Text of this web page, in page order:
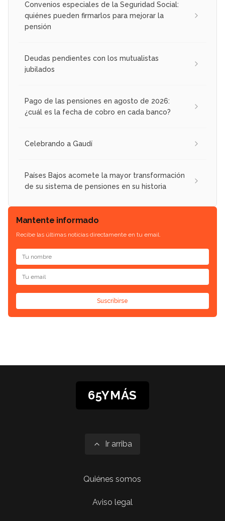
Convenios especiales de la Seguridad Social:
quiénes pueden firmarlos para mejorar la
pensión
Deudas pendientes con los mutualistas
jubilados
Pago de las pensiones en agosto de 2026:
¿cuál es la fecha de cobro en cada banco?
Celebrando a Gaudí
Países Bajos acomete la mayor transformación
de su sistema de pensiones en su historia
Mantente informado
Recibe las últimas noticias directamente en tu email.
Suscribirse
65YMÁS
Ir arriba
Quiénes somos
Aviso legal